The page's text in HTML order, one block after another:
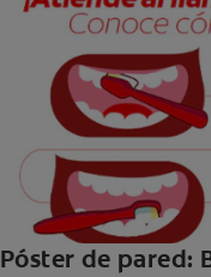
Póster de pared: